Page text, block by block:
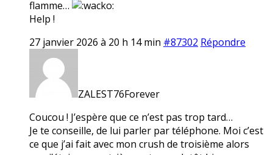
flamme…
Help !
27 janvier 2026 à 20 h 14 min #87302 Répondre
ZALEST76Forever
Coucou ! J’espère que ce n’est pas trop tard…
Je te conseille, de lui parler par téléphone. Moi c’est
ce que j’ai fait avec mon crush de troisième alors